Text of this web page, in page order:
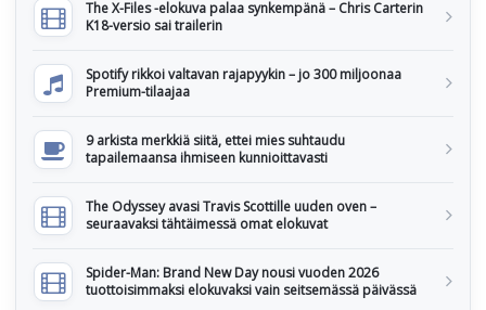
The X-Files -elokuva palaa synkempänä – Chris Carterin
K18-versio sai trailerin
Spotify rikkoi valtavan rajapyykin – jo 300 miljoonaa
Premium-tilaajaa
9 arkista merkkiä siitä, ettei mies suhtaudu
tapailemaansa ihmiseen kunnioittavasti
The Odyssey avasi Travis Scottille uuden oven –
seuraavaksi tähtäimessä omat elokuvat
Spider-Man: Brand New Day nousi vuoden 2026
tuottoisimmaksi elokuvaksi vain seitsemässä päivässä